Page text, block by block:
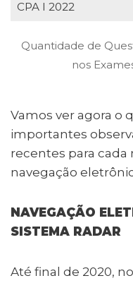
CPA I 2022
Quantidade de
nos
Vamos ver agora o
importantes
recentes para
navegação
NAVEGAÇÃO
SISTEMA RADAR
Até final de 2020,